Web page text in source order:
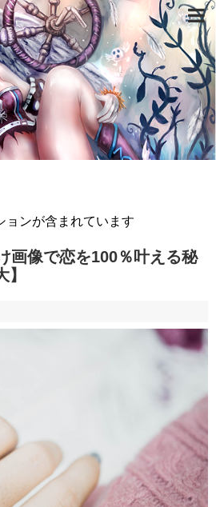
ンが含まれています
画像で恋を100％叶える秘